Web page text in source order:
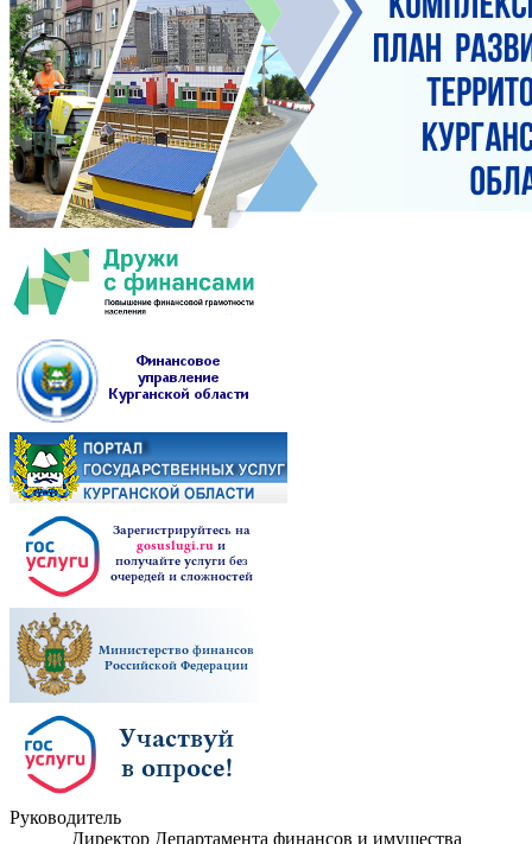
Руководитель
Директор Департамента финансов и имущества